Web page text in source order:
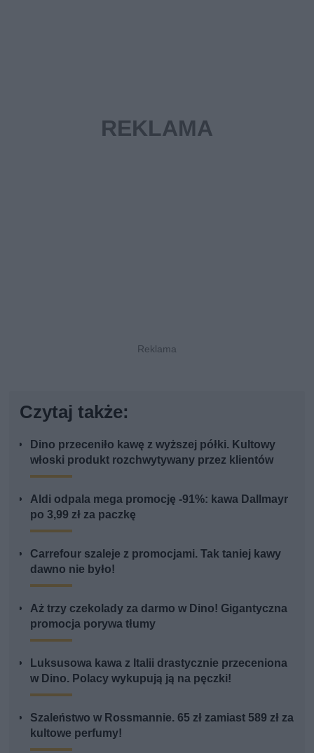
Czytaj także:
Dino przeceniło kawę z wyższej półki. Kultowy
włoski produkt rozchwytywany przez klientów
Aldi odpala mega promocję -91%: kawa Dallmayr
po 3,99 zł za paczkę
Carrefour szaleje z promocjami. Tak taniej kawy
dawno nie było!
Aż trzy czekolady za darmo w Dino! Gigantyczna
promocja porywa tłumy
Luksusowa kawa z Italii drastycznie przeceniona
w Dino. Polacy wykupują ją na pęczki!
Szaleństwo w Rossmannie. 65 zł zamiast 589 zł za
kultowe perfumy!